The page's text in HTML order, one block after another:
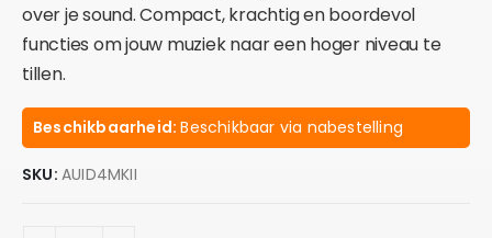
over je sound. Compact, krachtig en boordevol
functies om jouw muziek naar een hoger niveau te
tillen.
Beschikbaarheid:Beschikbaar via nabestelling
SKU: AUID4MKII